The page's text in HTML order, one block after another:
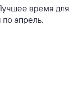
время для
апрель.